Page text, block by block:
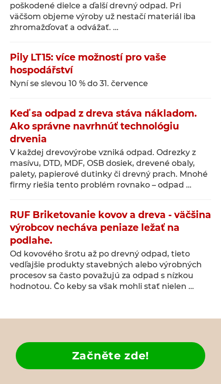
poškodené dielce a ďalší drevný odpad. Pri
väčšom objeme výroby už nestačí materiál iba
zhromažďovať a odvážať. …
Pily LT15: více možností pro vaše
hospodářství
Nyní se slevou 10 % do 31. července
Keď sa odpad z dreva stáva nákladom.
Ako správne navrhnúť technológiu
drvenia
V každej drevovýrobe vzniká odpad. Odrezky z
masívu, DTD, MDF, OSB dosiek, drevené obaly,
palety, papierové dutinky či drevný prach. Mnohé
firmy riešia tento problém rovnako – odpad …
RUF Briketovanie kovov a dreva - väčšina
výrobcov necháva peniaze ležať na
podlahe.
Od kovového šrotu až po drevný odpad, tieto
vedľajšie produkty stavebných alebo výrobných
procesov sa často považujú za odpad s nízkou
hodnotou. Čo keby sa však mohli stať nielen …
Začněte zde!